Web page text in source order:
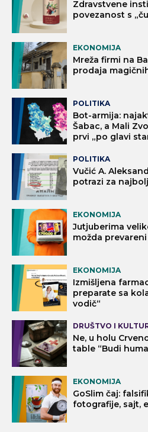
Zdravstvene
povezanost s
EKONOMIJA
Mreža firmi na
prodaja
POLITIKA
Bot-armija:
Šabac, a Mali
prvi „po glavi
POLITIKA
Vučić A.
potrazi za
EKONOMIJA
Jutjuberima
možda prevareni
EKONOMIJA
Izmišljena
preparate sa
vodič“
DRUŠTVO I
Ne, u holu
table “Budi
EKONOMIJA
GoSlim čaj:
fotografije, sajt,